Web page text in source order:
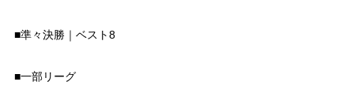
■準々決勝｜ベスト8
■一部リーグ